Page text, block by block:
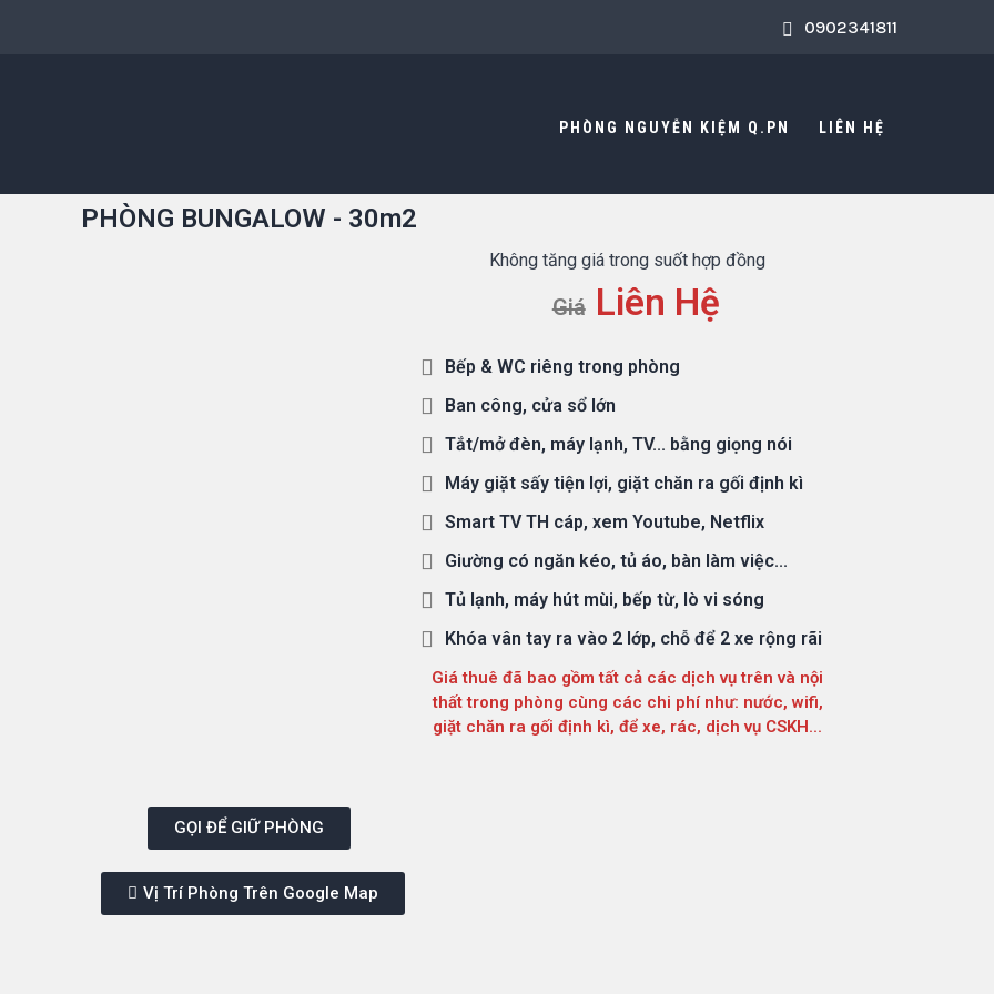
0902341811
PHÒNG NGUYỄN KIỆM Q.PN LIÊN HỆ
PHÒNG BUNGALOW - 30m2
Không tăng giá trong suốt hợp đồng
Giá Liên Hệ
Bếp & WC riêng trong phòng
Ban công, cửa sổ lớn
Tắt/mở đèn, máy lạnh, TV... bằng giọng nói
Máy giặt sấy tiện lợi, giặt chăn ra gối định kì
Smart TV TH cáp, xem Youtube, Netflix
Giường có ngăn kéo, tủ áo, bàn làm việc...
Tủ lạnh, máy hút mùi, bếp từ, lò vi sóng
Khóa vân tay ra vào 2 lớp, chỗ để 2 xe rộng rãi
Giá thuê đã bao gồm tất cả các dịch vụ trên và nội
thất trong phòng cùng các chi phí như: nước, wifi,
giặt chăn ra gối định kì, để xe, rác, dịch vụ CSKH...
GỌI ĐỂ GIỮ PHÒNG
Vị Trí Phòng Trên Google Map